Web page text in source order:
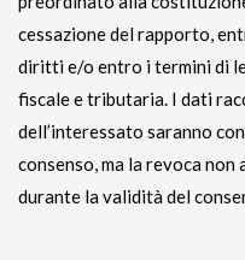
cessazione del rapporto,
diritti e/o entro i termini di
fiscale e tributaria. I dati
dell’interessato saranno
consenso, ma la revoca
durante la validità del